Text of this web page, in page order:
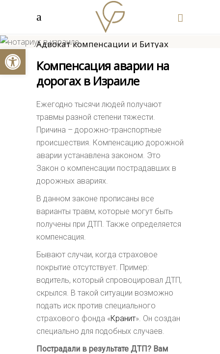
Адвокат по ДТП
Адвокат компенсации и Битуах
/Адвокат по ДТП
Компенсация аварии на
дорогах в Израиле
Ежегодно тысячи людей получают
травмы разной степени тяжести.
Причина – дорожно-транспортные
происшествия. Компенсацию дорожной
аварии устанавлена законом. Это
Закон о компенсации пострадавших в
дорожных авариях.
В данном законе прописаны все
варианты травм, которые могут быть
получены при ДТП. Также определяется
компенсация.
Бывают случаи, когда страховое
покрытие отсутствует. Пример:
водитель, который спровоцировал ДТП,
скрылся. В такой ситуации возможно
подать иск против специального
страхового фонда «Кранит». Он создан
специально для подобных случаев.
Пострадали в результате ДТП? Вам
Открыть панель инструментов